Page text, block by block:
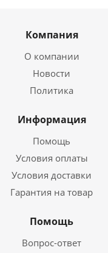
Компания
О компании
Новости
Политика
Информация
Помощь
Условия оплаты
Условия доставки
Гарантия на товар
Помощь
Вопрос-ответ